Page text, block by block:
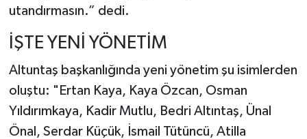
utandırmasın.” dedi.
İŞTE YENİ YÖNETİM
Altuntaş başkanlığında yeni yönetim şu isimlerden
oluştu: "Ertan Kaya, Kaya Özcan, Osman
Yıldırımkaya, Kadir Mutlu, Bedri Altıntaş, Ünal
Önal, Serdar Küçük, İsmail Tütüncü, Atilla